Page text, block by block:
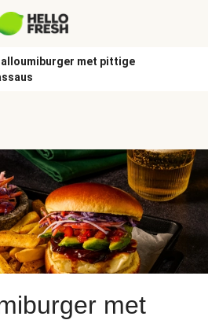
met pittige
met